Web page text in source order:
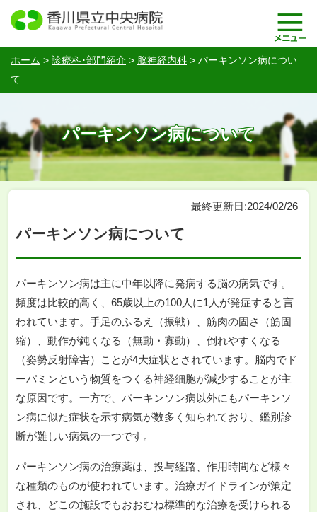
ホーム > 診療科･部門紹介 > 脳神経内科 > パーキンソン病につい
て
パーキンソン病について
最終更新日:2024/02/26
パーキンソン病について
パーキンソン病は主に中年以降に発病する脳の病気です。
頻度は比較的高く、65歳以上の100人に1人が発症すると言
われています。手足のふるえ（振戦）、筋肉の固さ（筋固
縮）、動作が鈍くなる（無動・寡動）、倒れやすくなる
（姿勢反射障害）ことが4大症状とされています。脳内でド
ーパミンという物質をつくる神経細胞が減少することが主
な原因です。一方で、パーキンソン病以外にもパーキンソ
ン病に似た症状を示す病気が数多く知られており、鑑別診
断が難しい病気の一つです。
パーキンソン病の治療薬は、投与経路、作用時間など様々
な種類のものが使われています。治療ガイドラインが策定
され、どこの施設でもおおむね標準的な治療を受けられる